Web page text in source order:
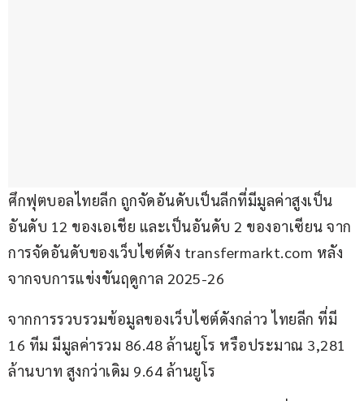
ศึกฟุตบอลไทยลีก ถูกจัดอันดับเป็นลีกที่มีมูลค่าสูงเป็น
อันดับ 12 ของเอเชีย และเป็นอันดับ 2 ของอาเซียน จาก
การจัดอันดับของเว็บไซต์ดัง transfermarkt.com หลัง
จากจบการแข่งขันฤดูกาล 2025-26
จากการรวบรวมข้อมูลของเว็บไซต์ดังกล่าว ไทยลีก ที่มี
16 ทีม มีมูลค่ารวม 86.48 ล้านยูโร หรือประมาณ 3,281
ล้านบาท สูงกว่าเดิม 9.64 ล้านยูโร